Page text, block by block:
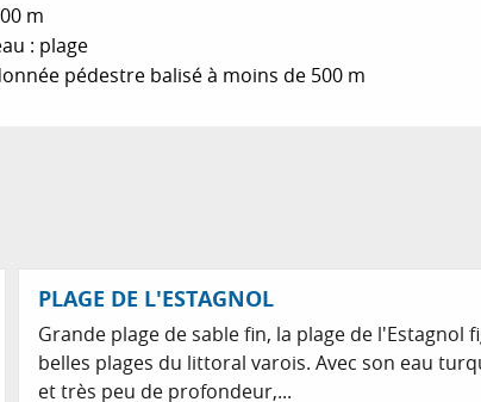
m
: plage
pédestre balisé à moins de 500 m
PLAGE DE L'ESTAGNOL
Grande plage de sable fin, la plage de l'Estagnol
belles plages du littoral varois. Avec son eau
et très peu de profondeur,...